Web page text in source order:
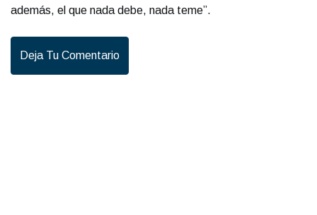
además, el que nada debe, nada teme”.
Deja Tu Comentario